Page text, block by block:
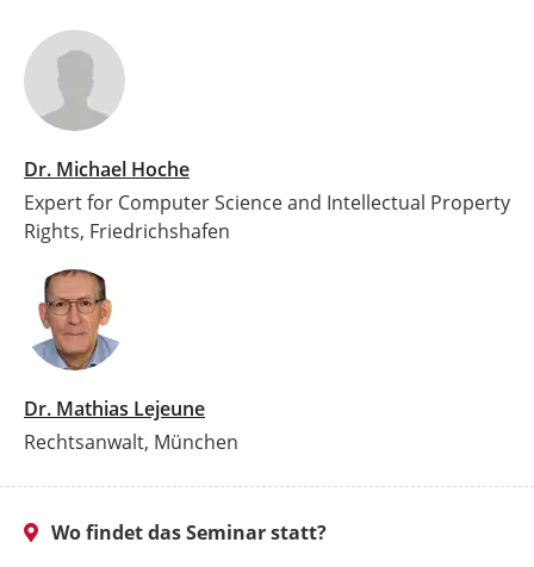
Dr. Michael Hoche
Expert for Computer Science and Intellectual Property
Rights, Friedrichshafen
Dr. Mathias Lejeune
Rechtsanwalt, München
Wo findet das Seminar statt?